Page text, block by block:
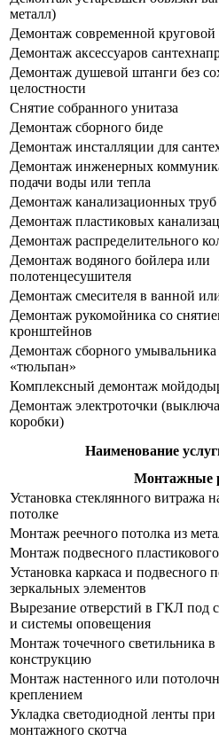
металл)
Демонтаж современной
Демонтаж аксессуаров
Демонтаж душевой штанги без
целостности
Снятие собранного унитаза
Демонтаж сборного биде
Демонтаж инсталляции для
Демонтаж инженерных
подачи воды или тепла
Демонтаж канализационных труб
Демонтаж пластиковых
Демонтаж распределительного
Демонтаж водяного бойлера или
полотенцесушителя
Демонтаж смесителя в ванной
Демонтаж рукомойника со
кронштейнов
Демонтаж сборного
«тюльпан»
Комплексный демонтаж
Демонтаж электроточки
коробки)
Наименование
Монтажные
Установка стеклянного витража
потолке
Монтаж реечного потолка из
Монтаж подвесного
Установка каркаса и подвесного
зеркальных элементов
Вырезание отверстий в ГКЛ под
и системы оповещения
Монтаж точечного светильника
конструкцию
Монтаж настенного или
креплением
Укладка светодиодной ленты
монтажного скотча